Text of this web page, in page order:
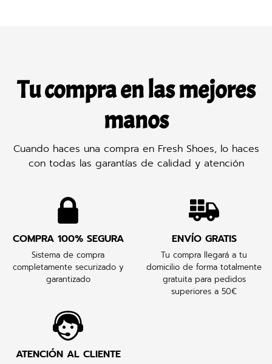
Tu compra en las mejores
manos
Cuando haces una compra en Fresh Shoes, lo haces
con todas las garantías de calidad y atención
COMPRA 100% SEGURA
Sistema de compra
completamente securizado y
garantizado
ENVÍO GRATIS
Tu compra llegará a tu
domicilio de forma totalmente
gratuita para pedidos
superiores a 50€
ATENCIÓN AL CLIENTE